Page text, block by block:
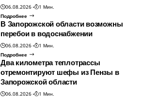
06.08.2026
1 Мин.
Подробнее
В Запорожской области возможны
перебои в водоснабжении
06.08.2026
1 Мин.
Подробнее
Два километра теплотрассы
отремонтируют шефы из Пензы в
Запорожской области
06.08.2026
1 Мин.